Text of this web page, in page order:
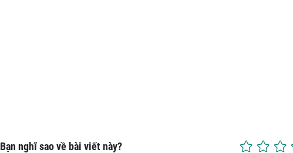
Bạn nghĩ sao về bài viết này?